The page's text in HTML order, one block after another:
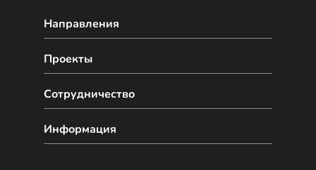
Направления
Сотрудничество
Проекты
Информация